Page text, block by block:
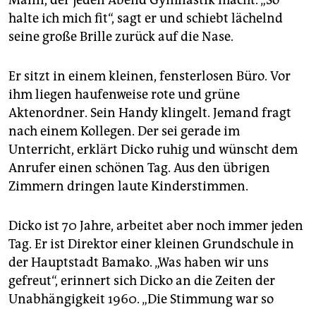
halte ich mich fit“, sagt er und schiebt lächelnd
seine große Brille zurück auf die Nase.
Er sitzt in einem kleinen, fensterlosen Büro. Vor
ihm liegen haufenweise rote und grüne
Aktenordner. Sein Handy klingelt. Jemand fragt
nach einem Kollegen. Der sei gerade im
Unterricht, erklärt Dicko ruhig und wünscht dem
Anrufer einen schönen Tag. Aus den übrigen
Zimmern dringen laute Kinderstimmen.
Dicko ist 70 Jahre, arbeitet aber noch immer jeden
Tag. Er ist Direktor einer kleinen Grundschule in
der Hauptstadt Bamako. „Was haben wir uns
gefreut“, erinnert sich Dicko an die Zeiten der
Unabhängigkeit 1960. „Die Stimmung war so